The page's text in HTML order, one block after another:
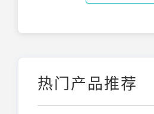
热门产品推荐